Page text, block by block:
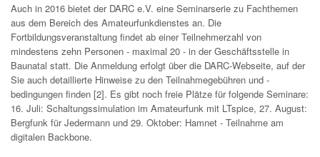
Auch in 2016 bietet der DARC e.V. eine Seminarserie zu Fachthemen
aus dem Bereich des Amateurfunkdienstes an. Die
Fortbildungsveranstaltung findet ab einer Teilnehmerzahl von
mindestens zehn Personen - maximal 20 - in der Geschäftsstelle in
Baunatal statt. Die Anmeldung erfolgt über die DARC-Webseite, auf der
Sie auch detaillierte Hinweise zu den Teilnahmegebühren und -
bedingungen finden [2]. Es gibt noch freie Plätze für folgende Seminare:
16. Juli: Schaltungssimulation im Amateurfunk mit LTspice, 27. August:
Bergfunk für Jedermann und 29. Oktober: Hamnet - Teilnahme am
digitalen Backbone.